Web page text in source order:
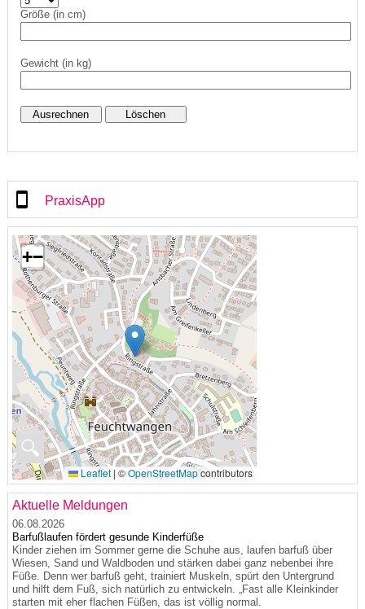
Größe (in cm)
Gewicht (in kg)
PraxisApp
🔍
+−
Leaflet | ©OpenStreetMapcontributors
Aktuelle Meldungen
06.08.2026
Barfußlaufen fördert gesunde Kinderfüße
Kinder ziehen im Sommer gerne die Schuhe aus, laufen barfuß über
Wiesen, Sand und Waldboden und stärken dabei ganz nebenbei ihre
Füße. Denn wer barfuß geht, trainiert Muskeln, spürt den Untergrund
und hilft dem Fuß, sich natürlich zu entwickeln. „Fast alle Kleinkinder
starten mit eher flachen Füßen, das ist völlig normal.